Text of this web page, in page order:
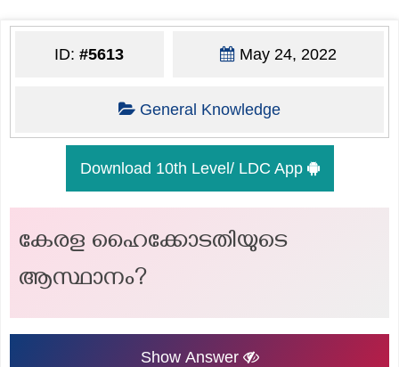
ID:#5613 May 24, 2022
General Knowledge
Download 10th Level/ LDC App
കേരള ഹൈക്കോടതിയുടെ
ആസ്ഥാനം?
Show Answer